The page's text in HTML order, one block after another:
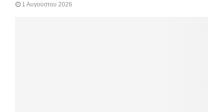
1 Αυγούστου 2026